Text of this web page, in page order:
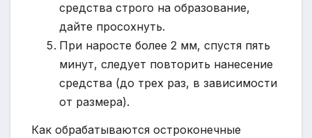
средства строго на образование,
дайте просохнуть.
При наросте более 2 мм, спустя пять
минут, следует повторить нанесение
средства (до трех раз, в зависимости
от размера).
Как обрабатываются остроконечные